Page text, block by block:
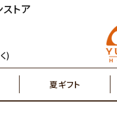
トア
)
夏ギフト
搾り果汁100％